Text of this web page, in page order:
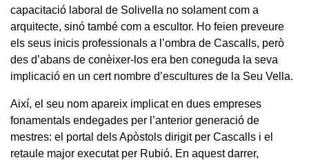
capacitació laboral de Solivella no solament com a
arquitecte, sinó també com a escultor. Ho feien preveure
els seus inicis professionals a l’ombra de Cascalls, però
des d’abans de conèixer-los era ben coneguda la seva
implicació en un cert nombre d’escultures de la Seu Vella.
Així, el seu nom apareix implicat en dues empreses
fonamentals endegades per l’anterior generació de
mestres: el portal dels Apòstols dirigit per Cascalls i el
retaule major executat per Rubió. En aquest darrer,